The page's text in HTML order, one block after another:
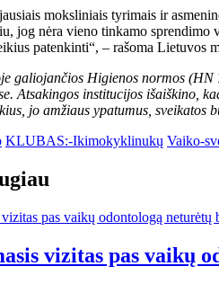
moksliniais tyrimais ir
jog nėra vieno tinkamo
patenkinti“, – rašoma Lietuvos
galiojančios Higienos normos
Atsakingos institucijos išaiškino,
jo amžiaus ypatumus, sveikatos
KLUBAS:-Ikimokyklinukų Vaiko-
vizitas pas vaikų